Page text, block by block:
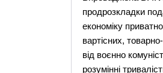
продрозкладки
економіку
вартісних,
від воєнно
розумінні